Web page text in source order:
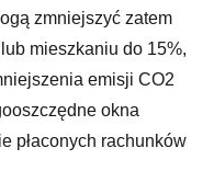
zmniejszyć zatem
mieszkaniu do 15%,
emisji CO2
okna
płaconych rachunków